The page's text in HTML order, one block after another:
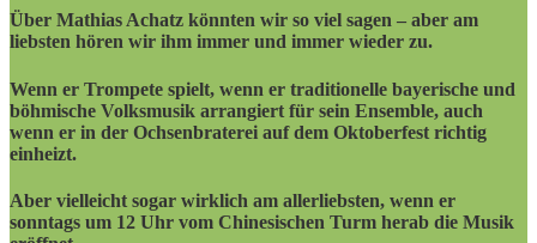
Über Mathias Achatz könnten wir so viel sagen – aber am
liebsten hören wir ihm immer und immer wieder zu.
Wenn er Trompete spielt, wenn er traditionelle bayerische und
böhmische Volksmusik arrangiert für sein Ensemble, auch
wenn er in der Ochsenbraterei auf dem Oktoberfest richtig
einheizt.
Aber vielleicht sogar wirklich am allerliebsten, wenn er
sonntags um 12 Uhr vom Chinesischen Turm herab die Musik